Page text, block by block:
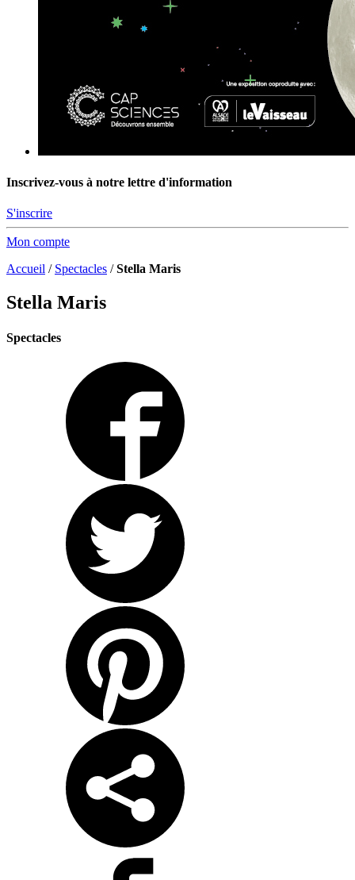
Inscrivez-vous à notre lettre d'information
S'inscrire
Mon compte
Accueil / Spectacles /Stella Maris
Stella Maris
Spectacles